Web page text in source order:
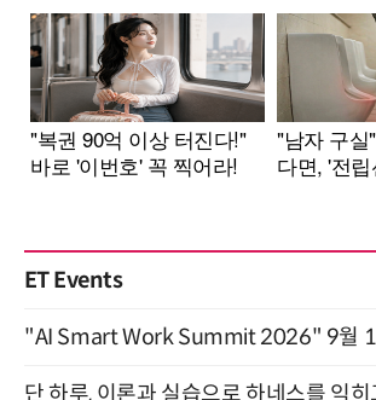
ET Events
"AI Smart Work Summit 2026" 9월